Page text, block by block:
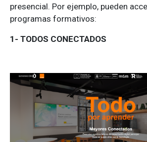
presencial. Por ejemplo, pueden
programas formativos:
1- TODOS CONECTADOS